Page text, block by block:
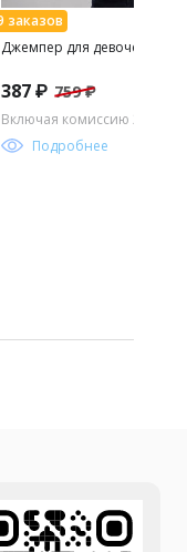
Джемпер для девочек
387 ₽ 759 ₽
Включая комиссию 21 %
Подробнее